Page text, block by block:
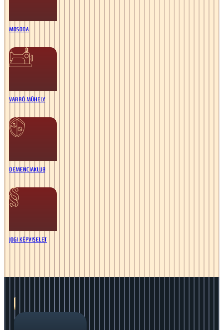
MOSODA
VARRÓ MŰHELY
DEMENCIAKLUB
JOGI KÉPVISELET